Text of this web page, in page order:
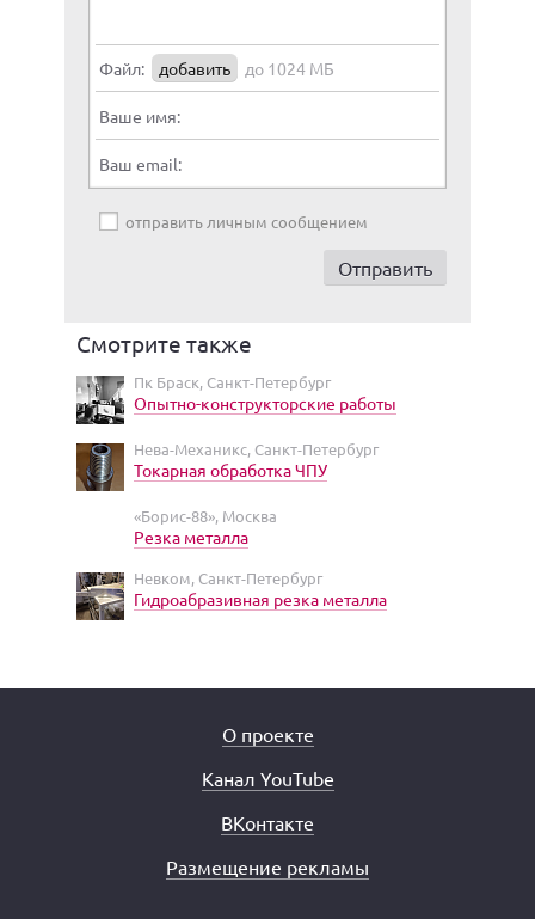
Файл: добавить до 1024 МБ
Ваше имя:
Ваш email:
отправить личным сообщением
Смотрите также
Пк Браск, Санкт-Петербург
Опытно-конструкторские работы
Нева-Механикс, Санкт-Петербург
Токарная обработка ЧПУ
«Борис-88», Москва
Резка металла
Невком, Санкт-Петербург
Гидроабразивная резка металла
О проекте
Канал YouTube
ВКонтакте
Размещение рекламы